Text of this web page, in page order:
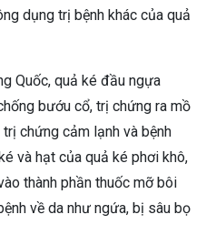
dụng trị bệnh khác của quả
Quốc, quả ké đầu ngựa
bướu cổ, trị chứng ra mồ
trị chứng cảm lạnh và bệnh
và hạt của quả ké phơi khô,
thành phần thuốc mỡ bôi
về da như ngứa, bị sâu bọ